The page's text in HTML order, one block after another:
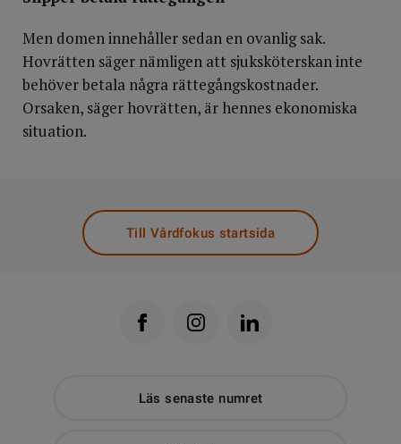
Men domen innehåller sedan en ovanlig sak.
Hovrätten säger nämligen att sjuksköterskan inte
behöver betala några rättegångskostnader.
Orsaken, säger hovrätten, är hennes ekonomiska
situation.
Till Vårdfokus startsida
Läs senaste numret